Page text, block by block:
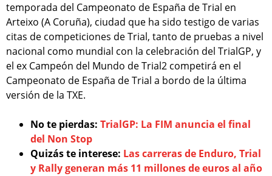
temporada del Campeonato de España de Trial en
Arteixo (A Coruña), ciudad que ha sido testigo de varias
citas de competiciones de Trial, tanto de pruebas a nivel
nacional como mundial con la celebración del TrialGP, y
el ex Campeón del Mundo de Trial2 competirá en el
Campeonato de España de Trial a bordo de la última
versión de la TXE.
No te pierdas: TrialGP: La FIM anuncia el final
del Non Stop
Quizás te interese: Las carreras de Enduro, Trial
y Rally generan más 11 millones de euros al año